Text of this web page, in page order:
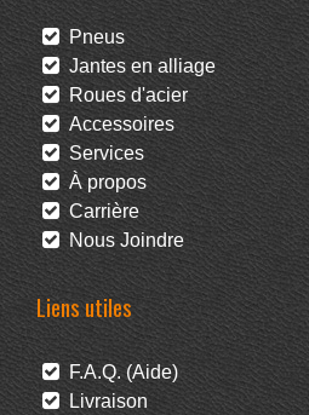
Pneus
Jantes en alliage
Roues d'acier
Accessoires
Services
À propos
Carrière
Nous Joindre
Liens utiles
F.A.Q. (Aide)
Livraison